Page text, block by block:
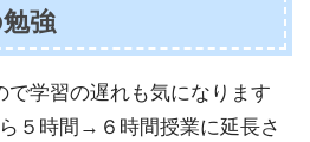
強
で学習の遅れも気になります
５時間→６時間授業に延長さ